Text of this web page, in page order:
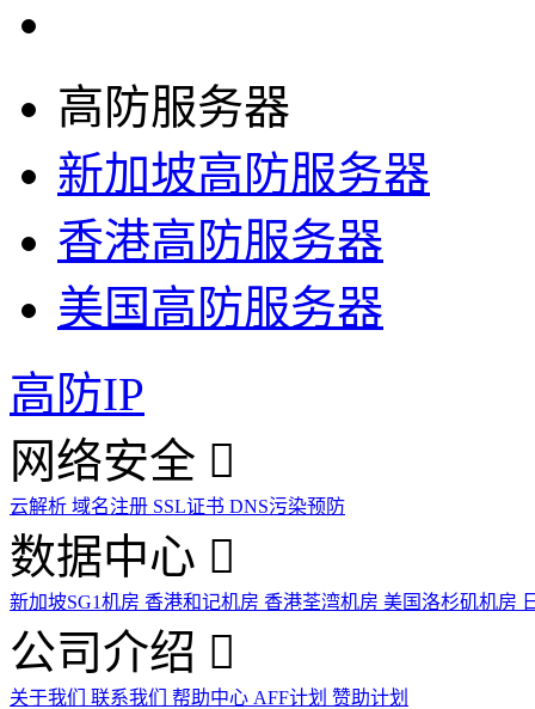
高防服务器
新加坡高防服务器
香港高防服务器
美国高防服务器
高防IP
网络安全
云解析 域名注册 SSL证书 DNS污染预防
数据中心
新加坡SG1机房 香港和记机房 香港荃湾机房 美国洛杉矶机房
公司介绍
关于我们 联系我们 帮助中心 AFF计划 赞助计划